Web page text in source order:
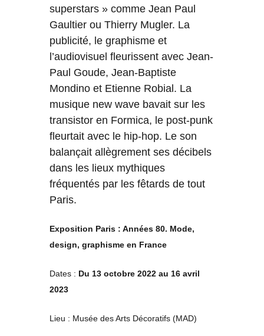
superstars » comme Jean Paul
Gaultier ou Thierry Mugler. La
publicité, le graphisme et
l’audiovisuel fleurissent avec Jean-
Paul Goude, Jean-Baptiste
Mondino et Etienne Robial. La
musique new wave bavait sur les
transistor en Formica, le post-punk
fleurtait avec le hip-hop. Le son
balançait allègrement ses décibels
dans les lieux mythiques
fréquentés par les fêtards de tout
Paris.
Exposition Paris : Années 80. Mode,
design, graphisme en France
Dates : Du 13 octobre 2022 au 16 avril
2023
Lieu : Musée des Arts Décoratifs (MAD)